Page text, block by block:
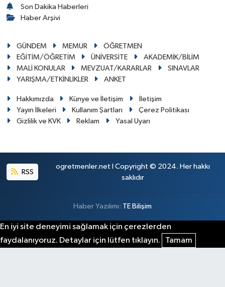
Son Dakika Haberleri
Haber Arşivi
GÜNDEM MEMUR
ÖĞRETMEN
EĞİTİM/ÖĞRETİM
ÜNİVERSİTE
AKADEMİK/BİLİM
MALİ KONULAR
MEVZUAT/KARARLAR
SINAVLAR
YARIŞMA/ETKİNLİKLER
ANKET
Hakkımızda Künye ve İletişim
İletişim
Yayın İlkeleri
Kullanım Şartları
Çerez Politikası
Gizlilik ve KVK
Reklam Yasal Uyarı
RSS
ogretmenler.net I Copyright © 2024. Her hakkı
saklıdır
Haber Yazılımı: TE Bilişim
En iyi site deneyimi sağlamak için çerezlerden
faydalanıyoruz. Detaylar için lütfen tıklayın.
Tamam